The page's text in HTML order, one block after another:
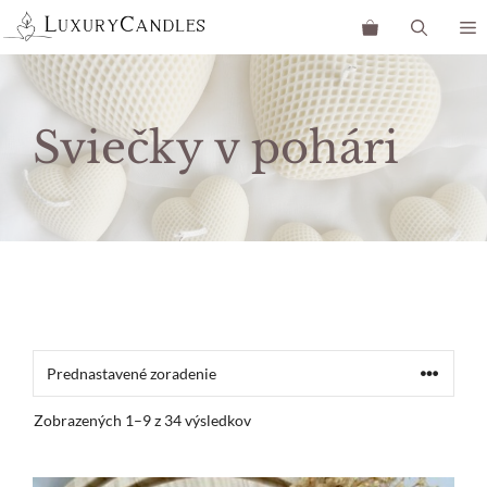
Preskočiť
na
obsah
Sviečky v pohári
Zobrazených 1–9 z 34 výsledkov